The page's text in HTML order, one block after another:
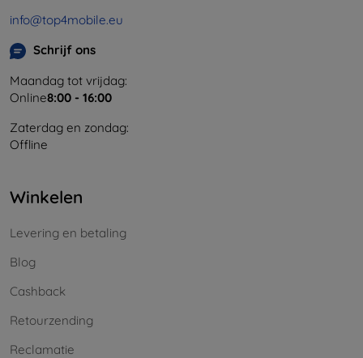
info@top4mobile.eu
Schrijf ons
Maandag tot vrijdag:
Online8:00 - 16:00
Zaterdag en zondag:
Offline
Winkelen
Levering en betaling
Blog
Cashback
Retourzending
Reclamatie